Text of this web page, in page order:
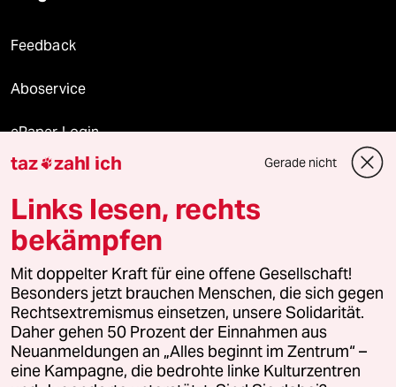
Feedback
Aboservice
ePaper Login
Downloads für Abonnierende
© 2026 taz Verlags und Vertriebs GmbH
Alle Rechte vorbehalten. Bei rechtlichen Fragen oder für Genehmigungen
wenden Sie sich bitte an lizenzen@taz.de
Feedback Redaktionsstatut Kommune-Richtlinien
Leitlinie Informant Datenschutz Impressum AGB
taz zahl ich Gerade nicht
Links lesen, rechts
bekämpfen
Mit doppelter Kraft für eine offene Gesellschaft!
Besonders jetzt brauchen Menschen, die sich gegen
Rechtsextremismus einsetzen, unsere Solidarität.
Daher gehen 50 Prozent der Einnahmen aus
Neuanmeldungen an „Alles beginnt im Zentrum“ –
eine Kampagne, die bedrohte linke Kulturzentren